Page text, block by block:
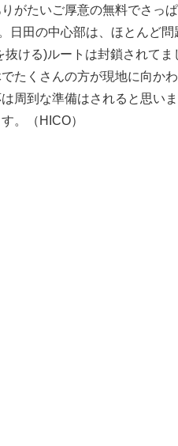
がたいご厚意の無料でさっ
日田の中心部は、ほとんど
抜ける)ルートは封鎖されて
たくさんの方が現地に向か
周到な準備はされると思い
。（HICO）